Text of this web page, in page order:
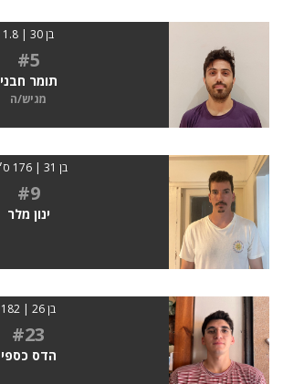
בן 30 | 1.8
#5
תומר חבני
מגיש/ה
בן 31 | 176 ס״מ
#9
ינון מלר
בן 26 | 182
#23
הדס כספי